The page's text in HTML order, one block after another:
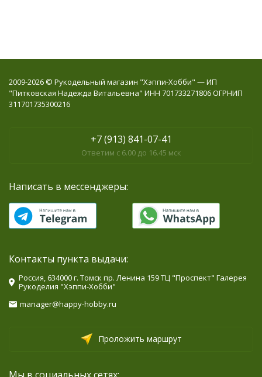
2009-2026 © Рукодельный магазин "Хэппи-Хобби" — ИП
"Питковская Надежда Витальевна" ИНН 701733271806 ОГРНИП
311701735300216
+7 (913) 841-07-41
Ответим с 6.00 до 16.45 мск
Написать в мессенджеры:
Контакты пункта выдачи:
Россия, 634000 г. Томск пр. Ленина 159 ТЦ "Проспект" Галерея
Рукоделия "Хэппи-Хобби"
manager@happy-hobby.ru
Проложить маршрут